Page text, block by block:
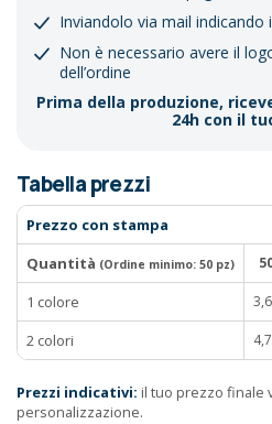
Inviandolo via mail indicando
Non è necessario avere il
dell’ordine
Prima della produzione,
24h con il
Tabella prezzi
Prezzo con stampa
Quantità (Ordine minimo: 50 pz)
1 colore
2 colori
Prezzi indicativi: il tuo prezzo finale
personalizzazione.